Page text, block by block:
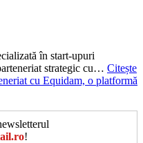
în start-upuri
strategic cu… Citește
cu Equidam, o platformă
!